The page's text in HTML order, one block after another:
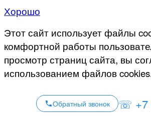
Хорошо
Этот сайт использует файлы
комфортной работы
просмотр страниц сайта, вы
использованием файлов
Обратный звонок ☏ +7